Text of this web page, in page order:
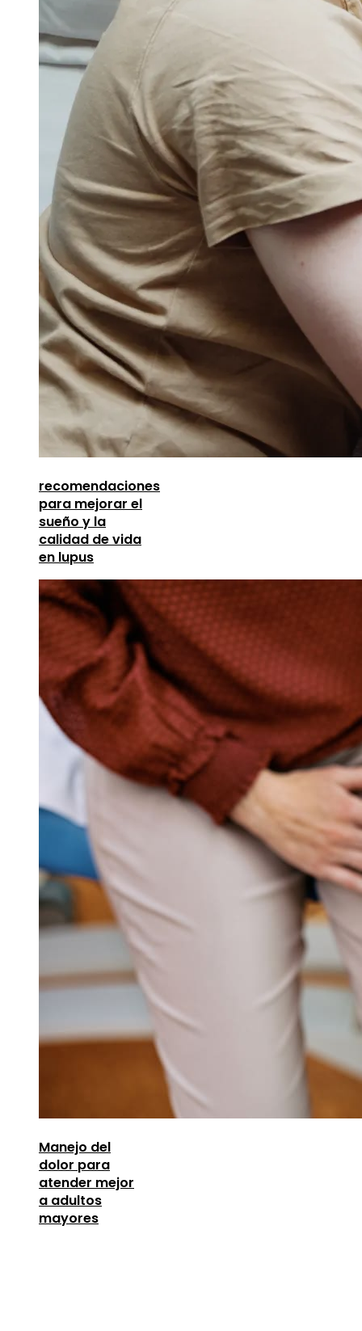
recomendaciones
para mejorar el
sueño y la
calidad de vida
en lupus
Manejo del
dolor para
atender mejor
a adultos
mayores